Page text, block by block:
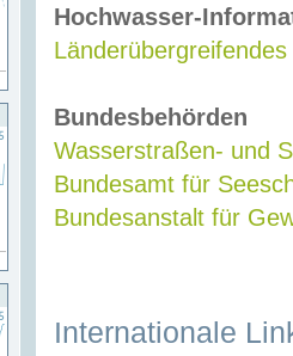
Hochwasser-
Bundesbehörden
Wasserstraßen- und
Bundesamt für
Bundesanstalt für
Internationale